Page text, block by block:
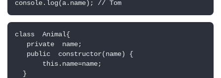
console.log(a.name); // Tom
class  Animal{
private  name;
public  constructor(name) {
this.name=name;
}